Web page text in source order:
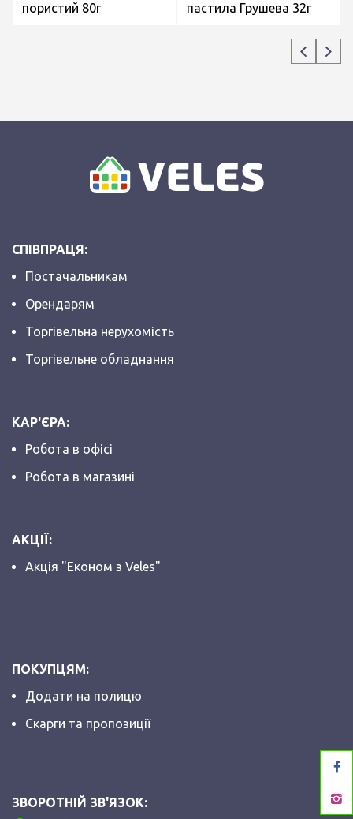
пористий 80г
пастила Грушева 32г
СПІВПРАЦЯ:
Постачальникам
Орендарям
Торгівельна нерухомість
Торгівельне обладнання
КАР'ЄРА:
Робота в офісі
Робота в магазині
АКЦІЇ:
Акція "Економ з Veles"
ПОКУПЦЯМ:
Додати на полицю
Скарги та пропозиції
ЗВОРОТНІЙ ЗВ'ЯЗОК: